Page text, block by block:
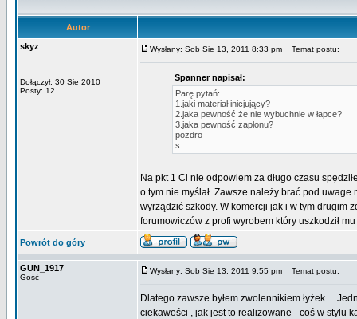
Autor
skyz
Dołączył: 30 Sie 2010
Posty: 12
Wysłany: Sob Sie 13, 2011 8:33 pm Temat postu:
Spanner napisał:
Parę pytań:
1.jaki materiał inicjujący?
2.jaka pewność że nie wybuchnie w łapce?
3.jaka pewność zapłonu?
pozdro
s
Na pkt 1 Ci nie odpowiem za długo czasu
o tym nie myślał. Zawsze należy brać pod
wyrządzić szkody. W komercji jak i w tym drugim
forumowiczów z profi wyrobem który uszkodził
Powrót do góry
GUN_1917
Gość
Wysłany: Sob Sie 13, 2011 9:55 pm Temat postu:
Dlatego zawsze byłem zwolennikiem łyżek ...
ciekawości , jak jest to realizowane - coś w stylu